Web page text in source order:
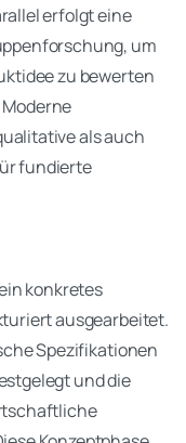
erfolgt eine
um
zu bewerten
als auch
fundierte
konkretes
ausgearbeitet.
Spezifikationen
und die